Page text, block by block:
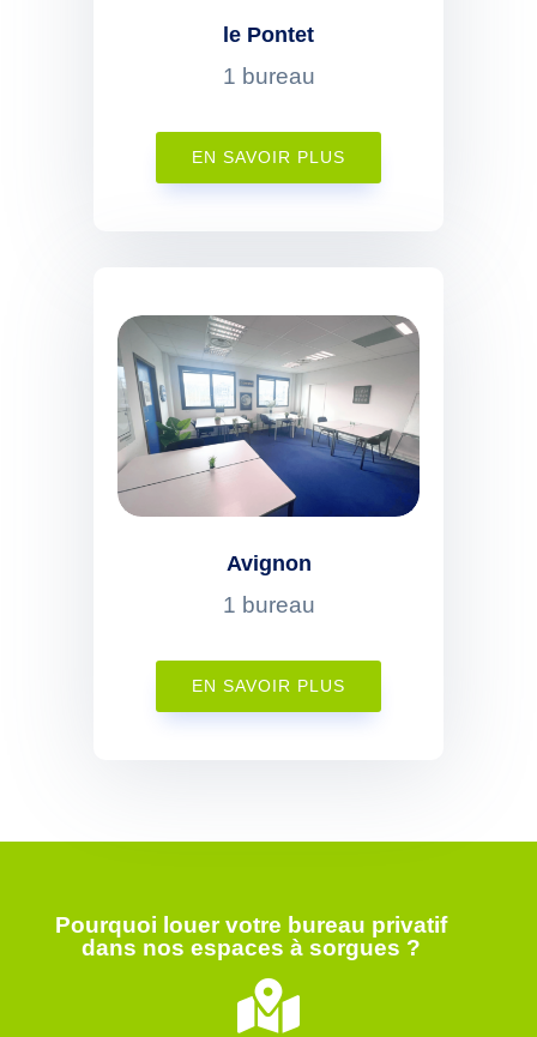
le Pontet
1 bureau
EN SAVOIR PLUS
Avignon
1 bureau
EN SAVOIR PLUS
Pourquoi louer votre bureau privatif
dans nos espaces à sorgues ?
